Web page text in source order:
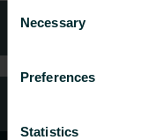
Consent
Selection
Necessary
Preferences
Statistics
Kontaktai